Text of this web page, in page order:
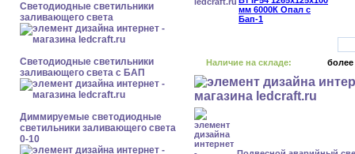
Светодиодные светильники
заливающего света
Светодиодные светильники
заливающего света с БАП
Диммируемые светодиодные
светильники заливающего света
0-10
Наличие на складе: более